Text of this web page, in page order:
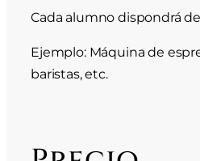
Cada alumno dispondrá
Ejemplo: Máquina de
baristas, etc.